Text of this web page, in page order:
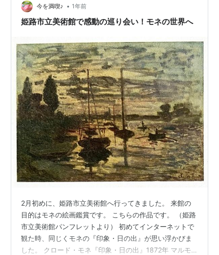
今を満喫♪ • 1年前
姫路市立美術館で感動の巡り会い！モネの世界へ
2月初めに、姫路市立美術館へ行ってきました。 来館の
目的はモネの絵画鑑賞です。 こちらの作品です。 （姫路
市立美術館パンフレットより） 初めてインターネットで
観た時、同じくモネの『印象・日の出』が思い浮かびま
した。 クロード・モネ『印象・日の出』1872年 マルモ